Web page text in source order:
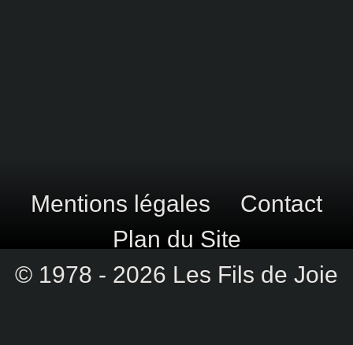
Mentions légales
Contact
Plan du Site
© 1978 - 2026 Les Fils de Joie